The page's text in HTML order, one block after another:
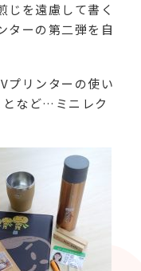
じを遠慮して書く
ターの第二弾を自
プリンターの使い
となど…ミニレク